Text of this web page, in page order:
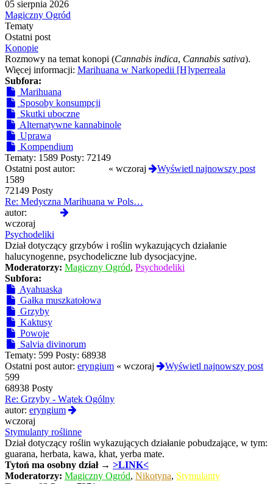
05 sierpnia 2026
Magiczny Ogród
Tematy
Ostatni post
Konopie
Rozmowy na temat konopi (Cannabis indica, Cannabis sativa).
Więcej informacji: Marihuana w Narkopedii [H]yperreala
Subfora:
Marihuana
Sposoby konsumpcji
Skutki uboczne
Alternatywne kannabinole
Uprawa
Kompendium
Tematy: 1589 Posty: 72149
Ostatni post autor:
« wczoraj
Wyświetl najnowszy post
1589
72149 Posty
Re: Medyczna Marihuana w Pols…
autor:
wczoraj
Psychodeliki
Dział dotyczący grzybów i roślin wykazujących działanie
halucynogenne, psychodeliczne lub dysocjacyjne.
Moderatorzy: Magiczny Ogród, Psychodeliki
Subfora:
Ayahuaska
Gałka muszkatołowa
Grzyby
Kaktusy
Powoje
Salvia divinorum
Tematy: 599 Posty: 68938
Ostatni post autor: eryngium « wczoraj
Wyświetl najnowszy post
599
68938 Posty
Re: Grzyby - Wątek Ogólny
autor: eryngium
post
wczoraj
Stymulanty roślinne
Dział dotyczący roślin wykazujących działanie pobudzające, w tym:
guarana, herbata, kawa, khat, yerba mate.
Tytoń ma osobny dział → >LINK<
Moderatorzy: Magiczny Ogród, Nikotyna, Stymulanty